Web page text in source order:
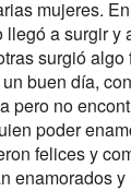
mujeres.
a surgir y
surgió
buen día,
pero no
poder
felices y
enamorados